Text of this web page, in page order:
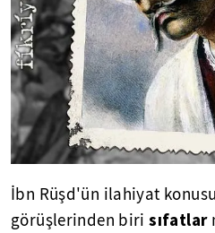
İbn Rüşd'ün ilahiyat
görüşlerinden birisıfatlar